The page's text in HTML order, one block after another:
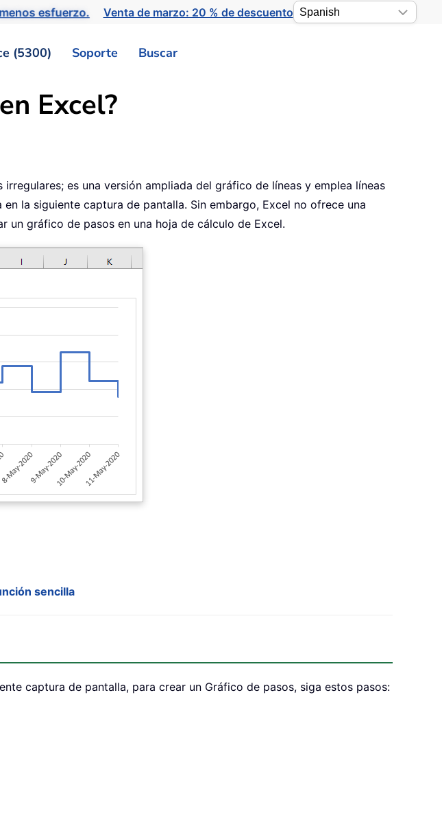
esfuerzo. Venta de marzo: 20 % de descuento
(5300) Soporte Buscar
Excel?
es una versión ampliada del gráfico de líneas y emplea líneas
la siguiente captura de pantalla. Sin embargo, Excel no ofrece una
gráfico de pasos en una hoja de cálculo de Excel.
sencilla
captura de pantalla, para crear un Gráfico de pasos, siga estos pasos: